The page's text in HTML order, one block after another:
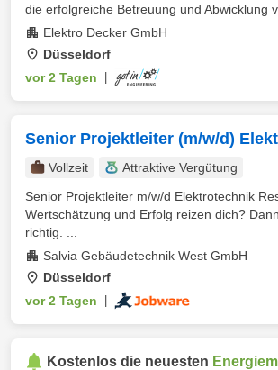
die erfolgreiche Betreuung und Abwicklung
Elek­tro De­cker GmbH
Düsseldorf
vor 2 Tagen
Senior Projektleiter (m/w/d)
Vollzeit
Attraktive Vergütung
Senior Projektleiter m/w/d Elektrotechnik
Wertschätzung und Erfolg reizen dich?
richtig. ...
Salvia Gebäudetechnik West GmbH
Düsseldorf
vor 2 Tagen
Kostenlos die neuesten